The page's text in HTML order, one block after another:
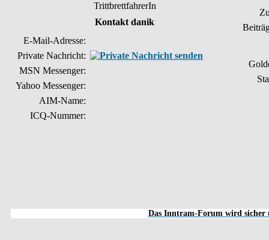
TrittbrettfahrerIn
Kontakt danik
E-Mail-Adresse:
Private Nachricht:
MSN Messenger:
Yahoo Messenger:
AIM-Name:
ICQ-Nummer:
Das Inntram-Forum wird sicher